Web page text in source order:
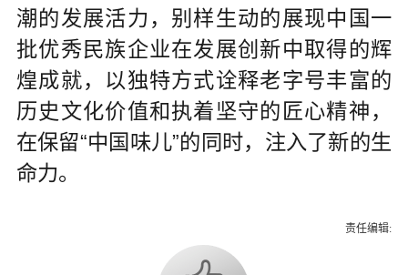
潮的发展活力，别样生动的展现中国一
批优秀民族企业在发展创新中取得的辉
煌成就，以独特方式诠释老字号丰富的
历史文化价值和执着坚守的匠心精神，
在保留“中国味儿”的同时，注入了新的生
命力。
责任编辑: